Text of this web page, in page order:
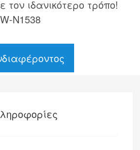
ιδανικότερο τρόπο!
N1538